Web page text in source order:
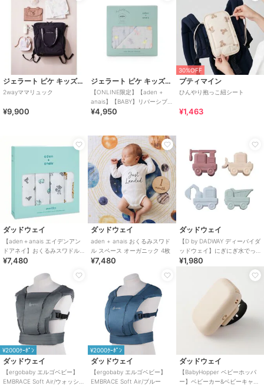
ジェラート ピケ キッズ＆ベビー
2wayママリュック
¥9,900
ジェラート ピケ キッズ＆ベビー
【ONLINE限定】【aden +
anais】【BABY】リバーシブ
ルブランケット／ミニ／アニ
¥4,950
30%OFF
プティマイン
ひんやり抱っこ紐シート
¥1,463
ダッドウェイ
【aden＋anais エイデンアン
ドアネイ】おくるみスワドル/4
枚
¥7,480
ダッドウェイ
aden + anais おくるみスワド
ル スペース オーガニック 4枚
¥7,480
ダッドウェイ
【D by DADWAY ディーバイダ
ッドウェイ】にぎにぎ水でっ
ぽう/4個セット/のりもの
¥1,980
¥2000ｸｰﾎﾟﾝ
ダッドウェイ
【ergobaby エルゴベビー】
EMBRACE Soft Air/ウォッシュ
¥2000ｸｰﾎﾟﾝ
ダッドウェイ
【ergobaby エルゴベビー】
EMBRACE Soft Air/ブルー
ダッドウェイ
【BabyHopper ベビーホッパ
ー】ベビーカー&ベビーキャリ